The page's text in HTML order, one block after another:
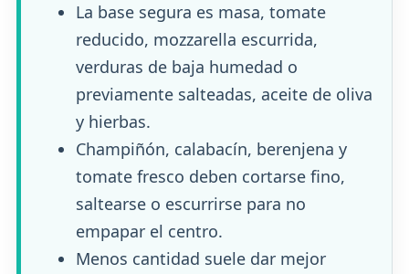
La base segura es masa, tomate
reducido, mozzarella escurrida,
verduras de baja humedad o
previamente salteadas, aceite de oliva
y hierbas.
Champiñón, calabacín, berenjena y
tomate fresco deben cortarse fino,
saltearse o escurrirse para no
empapar el centro.
Menos cantidad suele dar mejor